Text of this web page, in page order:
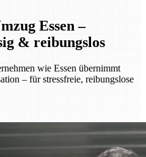
Essen –
& reibungslos
wie Essen übernimmt
– für stressfreie, reibungslose